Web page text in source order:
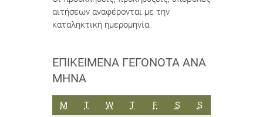
αιτήσεων αναφέρονται με την
καταληκτική ημερομηνία.
ΕΠΙΚΕΊΜΕΝΑ ΓΕΓΟΝΌΤΑ ΑΝΆ
ΜΉΝΑ
M ΔΕΥΤΈΡΑ
TΤΡΊΤΗ
WΤΕΤΆΡΤΗ
TΠΈΜΠΤΗ
FΠΑΡΑΣΚΕΥΉ
SΣΆΒΒΑΤΟ
SΚΥΡΙΑΚΉ